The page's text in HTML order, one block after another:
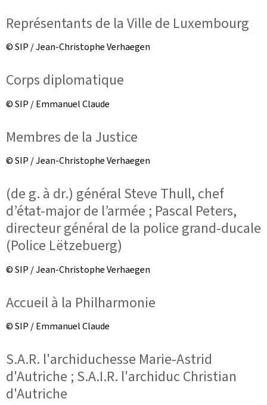
Représentants de la Ville de Luxembourg
© SIP / Jean-Christophe Verhaegen
Corps diplomatique
© SIP / Emmanuel Claude
Membres de la Justice
© SIP / Jean-Christophe Verhaegen
(de g. à dr.) général Steve Thull, chef
d’état-major de l’armée ; Pascal Peters,
directeur général de la police grand-ducale
(Police Lëtzebuerg)
© SIP / Jean-Christophe Verhaegen
Accueil à la Philharmonie
© SIP / Emmanuel Claude
S.A.R. l'archiduchesse Marie-Astrid
d'Autriche ; S.A.I.R. l'archiduc Christian
d'Autriche